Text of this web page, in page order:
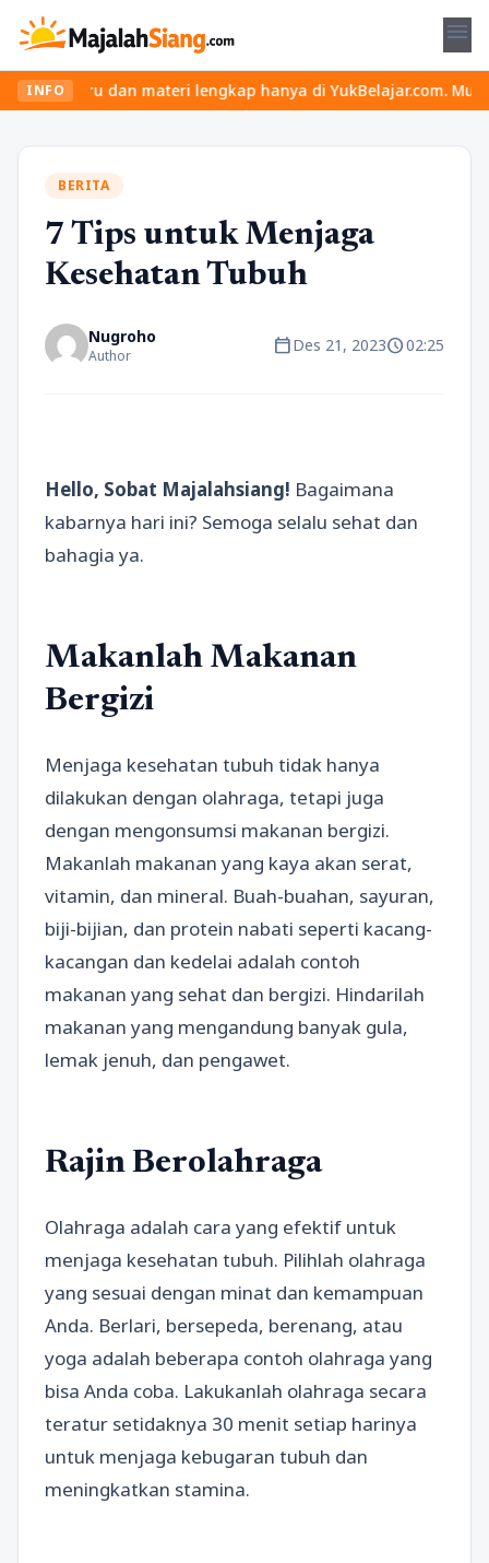
menu
INFO
dan materi lengkap hanya di YukBelajar.com. Mulai
BERITA
7 Tips untuk Menjaga
Kesehatan Tubuh
Nugroho
Author calendar_todayDes 21, 2023schedule02:25
Hello, Sobat Majalahsiang! Bagaimana
kabarnya hari ini? Semoga selalu sehat dan
bahagia ya.
Makanlah Makanan
Bergizi
Menjaga kesehatan tubuh tidak hanya
dilakukan dengan olahraga, tetapi juga
dengan mengonsumsi makanan bergizi.
Makanlah makanan yang kaya akan serat,
vitamin, dan mineral. Buah-buahan, sayuran,
biji-bijian, dan protein nabati seperti kacang-
kacangan dan kedelai adalah contoh
makanan yang sehat dan bergizi. Hindarilah
makanan yang mengandung banyak gula,
lemak jenuh, dan pengawet.
Rajin Berolahraga
Olahraga adalah cara yang efektif untuk
menjaga kesehatan tubuh. Pilihlah olahraga
yang sesuai dengan minat dan kemampuan
Anda. Berlari, bersepeda, berenang, atau
yoga adalah beberapa contoh olahraga yang
bisa Anda coba. Lakukanlah olahraga secara
teratur setidaknya 30 menit setiap harinya
untuk menjaga kebugaran tubuh dan
meningkatkan stamina.